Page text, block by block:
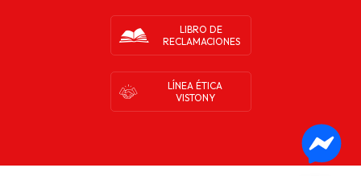
LIBRO DE
RECLAMACIONES
LÍNEA ÉTICA
VISTONY